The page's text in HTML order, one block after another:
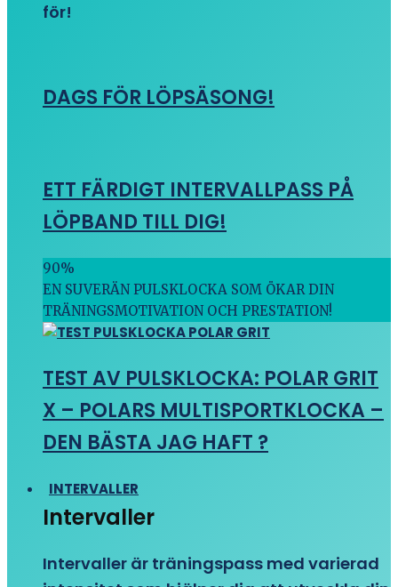
för!
DAGS FÖR LÖPSÄSONG!
ETT FÄRDIGT INTERVALLPASS PÅ
LÖPBAND TILL DIG!
90%
EN SUVERÄN PULSKLOCKA SOM ÖKAR DIN
TRÄNINGSMOTIVATION OCH PRESTATION!
TEST AV PULSKLOCKA: POLAR GRIT
X – POLARS MULTISPORTKLOCKA –
DEN BÄSTA JAG HAFT ?
INTERVALLER
Intervaller
Intervaller är träningspass med varierad